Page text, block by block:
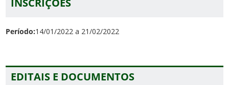
Período:14/01/2022 a 21/02/2022
EDITAIS E DOCUMENTOS